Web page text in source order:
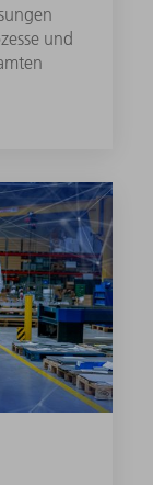
und